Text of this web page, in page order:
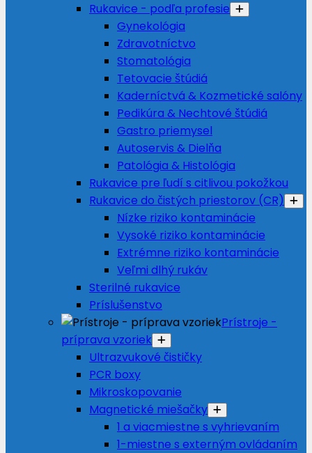
Rukavice - podľa profesie
Gynekológia
Zdravotníctvo
Stomatológia
Tetovacie štúdiá
Kaderníctvá & Kozmetické salóny
Pedikúra & Nechtové štúdiá
Gastro priemysel
Autoservis & Dielňa
Patológia & Histológia
Rukavice pre ľudí s citlivou pokožkou
Rukavice do čistých priestorov (CR)
Nízke riziko kontaminácie
Vysoké riziko kontaminácie
Extrémne riziko kontaminácie
Veľmi dlhý rukáv
Sterilné rukavice
Príslušenstvo
Prístroje -
príprava vzoriek
Ultrazvukové čističky
PCR boxy
Mikroskopovanie
Magnetické miešačky
1 a viacmiestne s vyhrievaním
1-miestne s externým ovládaním